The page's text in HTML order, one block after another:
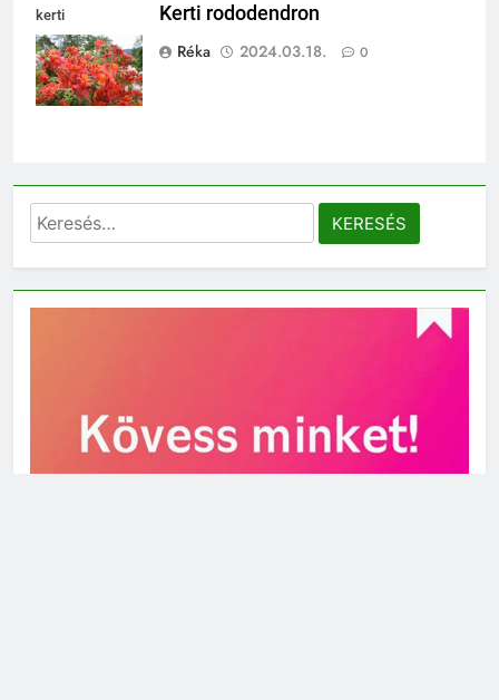
kerti
rododendron
Kerti rododendron
Réka
2024.03.18. 0
Keresés: